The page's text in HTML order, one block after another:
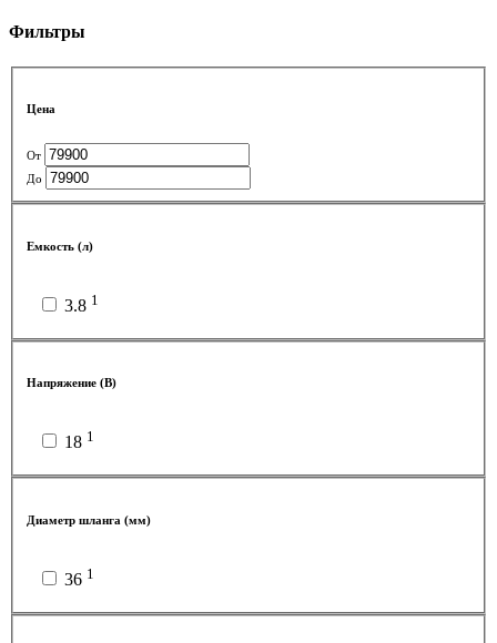
Фильтры
Цена
От
До
Емкость (л)
3.8 1
Напряжение (В)
18 1
Диаметр шланга (мм)
36 1